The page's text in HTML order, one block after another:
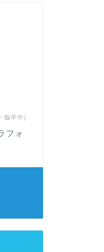
脳卒中)
フォ